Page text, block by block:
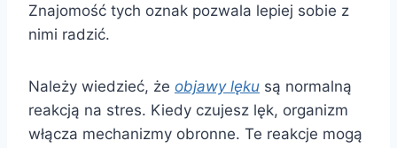
Znajomość tych oznak pozwala lepiej sobie z
nimi radzić.
Należy wiedzieć, że objawy lęku są normalną
reakcją na stres. Kiedy czujesz lęk, organizm
włącza mechanizmy obronne. Te reakcje mogą